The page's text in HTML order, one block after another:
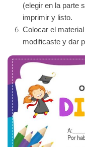
(elegir en la parte
imprimir y listo.
Colocar el
modificaste y dar